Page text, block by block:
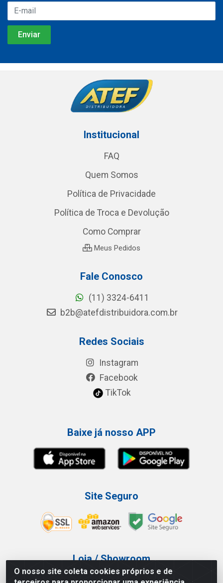
O nosso site coleta cookies próprios e de
Institucional
FAQ
Quem Somos
Política de Privacidade
Política de Troca e Devolução
Como Comprar
Meus Pedidos
Fale Conosco
(11) 3324-6411
b2b@atefdistribuidora.com.br
Redes Sociais
Instagram
Facebook
TikTok
Baixe já nosso APP
Site Seguro
Loja / Showroom
Tel.: (11) 3227-0546